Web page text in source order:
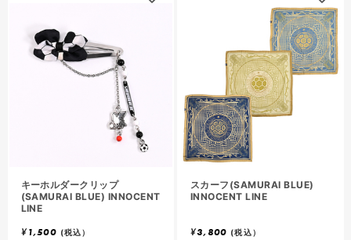
キーホルダークリップ
(SAMURAI BLUE) INNOCENT
LINE
¥1,500 (税込）
スカーフ(SAMURAI BLUE)
INNOCENT LINE
¥3,800 (税込）